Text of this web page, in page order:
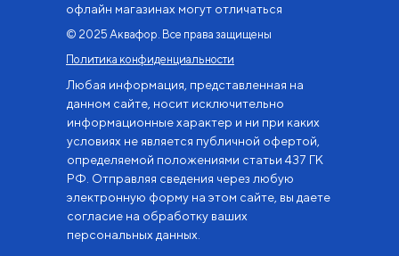
© 2025 Аквафор. Все права защищены
Политика конфиденциальности
офлайн магазинах могут отличаться
Любая информация, представленная на
данном сайте, носит исключительно
информационные характер и ни при каких
условиях не является публичной офертой,
определяемой положениями статьи 437 ГК
РФ. Отправляя сведения через любую
электронную форму на этом сайте, вы даете
согласие на обработку ваших
персональных данных.